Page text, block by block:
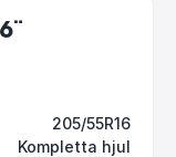
205/55R16
Kompletta hjul